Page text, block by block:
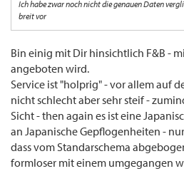
Ich habe zwar noch nicht die genauen Daten
breit vor
Bin einig mit Dir hinsichtlich F&B -
angeboten wird.
Service ist "holprig" - vor allem auf
nicht schlecht aber sehr steif -
Sicht - then again es ist eine
an Japanische Gepflogenheiten -
dass vom Standarschema
formloser mit einem umgegangen